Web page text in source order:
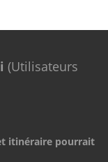
(Utilisateurs
itinéraire pourrait